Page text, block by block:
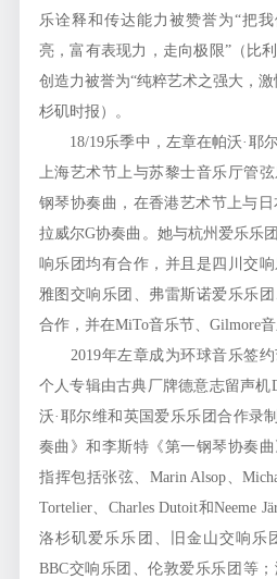
乐诠释和传达能力被赞誉为“把
亮，富有表现力，走向极限”（比
创造力被誉为“纯粹艺术之强大，
杉矶时报）。
18/19乐季中，左章在帕沃·耶
上海艺术节上与苏黎士音乐厅管
钢琴协奏曲，在香港艺术节上与
拉威尔G协奏曲。她与杭州爱乐乐
响乐团均有合作，并且是四川交
雅图交响乐团、弗雷斯诺爱乐乐
合作，并在MiTo音乐节、Gilmore音
2019年左章成为环球音乐签约
个人专辑由古典厂牌德意志留声机
沃·耶尔维和英国爱乐乐团合作录
奏曲》和李斯特《第一钢琴协奏
指挥包括张弦、Marin Alsop、
Tortelier、Charles Dutoit和Neeme
洛杉矶爱乐乐团、旧金山交响乐
BBC交响乐团、伦敦爱乐乐团等